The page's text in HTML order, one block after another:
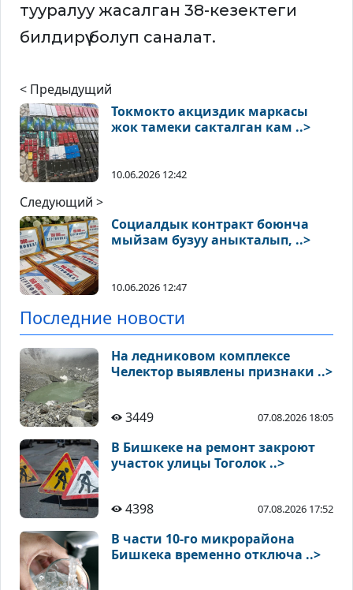
тууралуу жасалган 38-кезектеги
билдирүү болуп саналат.
< Предыдущий
Токмокто акциздик маркасы
жок тамеки сакталган кам ..>
10.06.2026 12:42
Следующий >
Социалдык контракт боюнча
мыйзам бузуу аныкталып, ..>
10.06.2026 12:47
Последние новости
На ледниковом комплексе
Челектор выявлены признаки ..>
3449 07.08.2026 18:05
В Бишкеке на ремонт закроют
участок улицы Тоголок ..>
4398 07.08.2026 17:52
В части 10-го микрорайона
Бишкека временно отключа ..>